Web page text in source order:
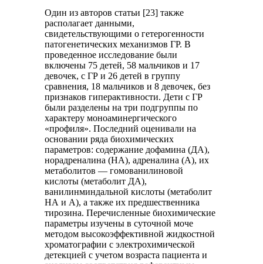
Один из авторов статьи [23] также
располагает данными,
свидетельствующими о гетерогенности
патогенетических механизмов ГР. В
проведенное исследование были
включены 75 детей, 58 мальчиков и 17
девочек, с ГР и 26 детей в группу
сравнения, 18 мальчиков и 8 девочек, без
признаков гиперактивности. Дети с ГР
были разделены на три подгруппы по
характеру моноаминергического
«профиля». Последний оценивали на
основании ряда биохимических
параметров: содержание дофамина (ДА),
норадреналина (НА), адреналина (А), их
метаболитов — гомованилиновой
кислоты (метаболит ДА),
ванилинминдальной кислоты (метаболит
НА и А), а также их предшественника
тирозина. Перечисленные биохимические
параметры изучены в суточной моче
методом высокоэффективной жидкостной
хроматографии с электрохимической
детекцией с учетом возраста пациента и